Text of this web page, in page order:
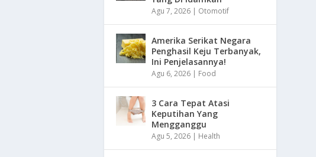
Agu 7, 2026 | Otomotif
Amerika Serikat Negara
Penghasil Keju Terbanyak,
Ini Penjelasannya!
Agu 6, 2026 | Food
3 Cara Tepat Atasi
Keputihan Yang
Mengganggu
Agu 5, 2026 | Health